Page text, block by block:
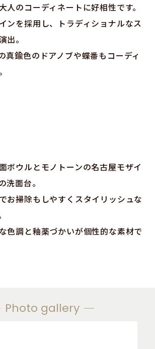
人のコーディネートに好相性です。
ンを採用し、トラディショナルなス
出。
真鍮色のドアノブや蝶番もコーディ
ボウルとモノトーンの名古屋モザイ
洗面台。
お掃除もしやすくスタイリッシュな
色調と釉薬づかいが個性的な素材で
Photo gallery